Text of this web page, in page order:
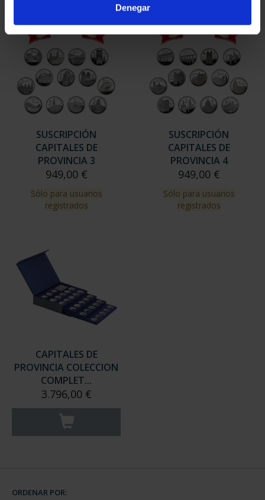
Denegar
SUSCRIPCIÓN
CAPITALES DE
PROVINCIA 3
949,00 €
Sólo para usuarios
registrados
SUSCRIPCIÓN
CAPITALES DE
PROVINCIA 4
949,00 €
Sólo para usuarios
registrados
CAPITALES DE
PROVINCIA COLECCION
COMPLET...
3.796,00 €
ORDENAR POR: